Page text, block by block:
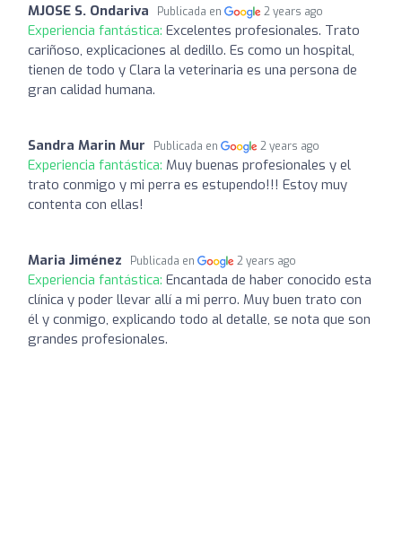
MJOSE S. Ondariva Publicada en 2 years ago
Experiencia fantástica: Excelentes profesionales. Trato
cariñoso, explicaciones al dedillo. Es como un hospital,
tienen de todo y Clara la veterinaria es una persona de
gran calidad humana.
Sandra Marin Mur Publicada en 2 years ago
Experiencia fantástica: Muy buenas profesionales y el
trato conmigo y mi perra es estupendo!!! Estoy muy
contenta con ellas!
Maria Jiménez Publicada en 2 years ago
Experiencia fantástica: Encantada de haber conocido esta
clínica y poder llevar allí a mi perro. Muy buen trato con
él y conmigo, explicando todo al detalle, se nota que son
grandes profesionales.